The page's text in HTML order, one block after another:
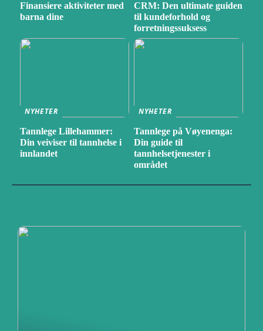
Finansiere aktiviteter med
barna dine
CRM: Den ultimate guiden
til kundeforhold og
forretningssuksess
NYHETER
Tannlege Lillehammer:
Din veiviser til tannhelse i
innlandet
NYHETER
Tannlege på Vøyenenga:
Din guide til
tannhelsetjenester i
området